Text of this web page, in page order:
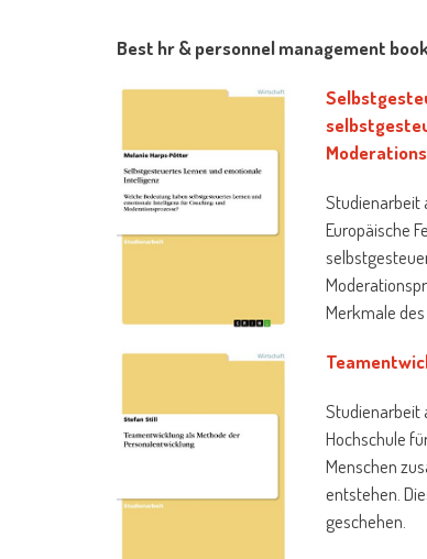
Best hr & personnel management
Studienarbeit
Europäische
Merkmale
Studienarbeit
Hochschule
Menschen
entstehen.
geschehen.